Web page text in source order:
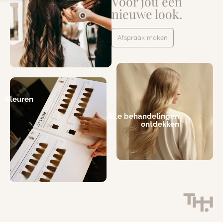
nieuwe look.
Afspraak maken
Kleuren
Alle behandelingen
ontdekken